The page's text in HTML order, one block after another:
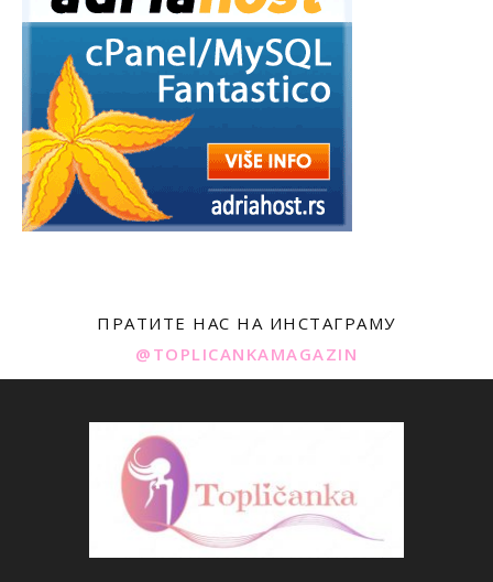
ПРАТИТЕ НАС НА ИНСТАГРАМУ
@TOPLICANKAMAGAZIN